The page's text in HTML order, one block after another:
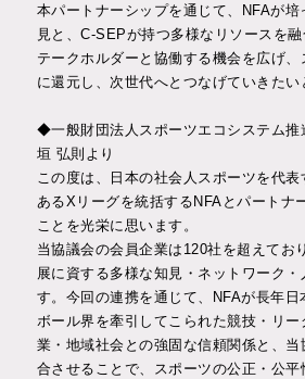
本パートナーシップを通じて、NFAが
見と、C-SEPが持つ多様なリソースを
テークホルダーと協働する機会を広げ
に還元し、次世代へとつなげていきたい
◆一般財団法人スポーツエコシステム推
垣 弘則より
この度は、日本の社会人スポーツを代
あるXリーグを統括するNFAとパートナ
ことを光栄に思います。
当協議会の会員企業は120社を超えてお
展に資する多様な知見・ネットワーク・
す。今回の連携を通じて、NFAが長年日
ボール界を牽引してこられた競技・リ
業・地域社会との強固な信頼関係と、
合させることで、スポーツの公正・公